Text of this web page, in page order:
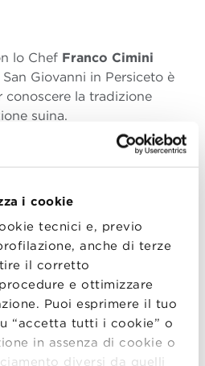
i cookie
tecnici e, previo
anche di terze
il corretto
e ottimizzare
Puoi esprimere il tuo
“accetta tutti i cookie” o
in assenza di cookie o
diversi da quelli
lo Chef Franco Cimini
Giovanni in Persiceto è
conoscere la tradizione
suina.
ha permesso agli studenti
di vedere da vicino la
una cena alla griglia
studenti stranieri di
tipici. Una momento
agli iscritti al
Master in
and Wine
, per permettere
due momenti
di produzione.